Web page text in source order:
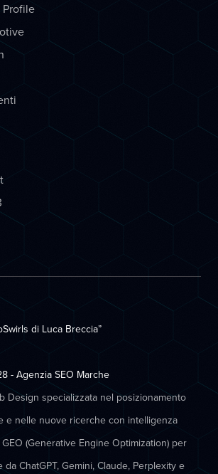
Profile
di Luca Breccia”
- Agenzia SEO Marche
Design specializzata nel posizionamento
e nelle nuove ricerche con intelligenza
(Generative Engine Optimization) per
ChatGPT, Gemini, Claude, Perplexity e